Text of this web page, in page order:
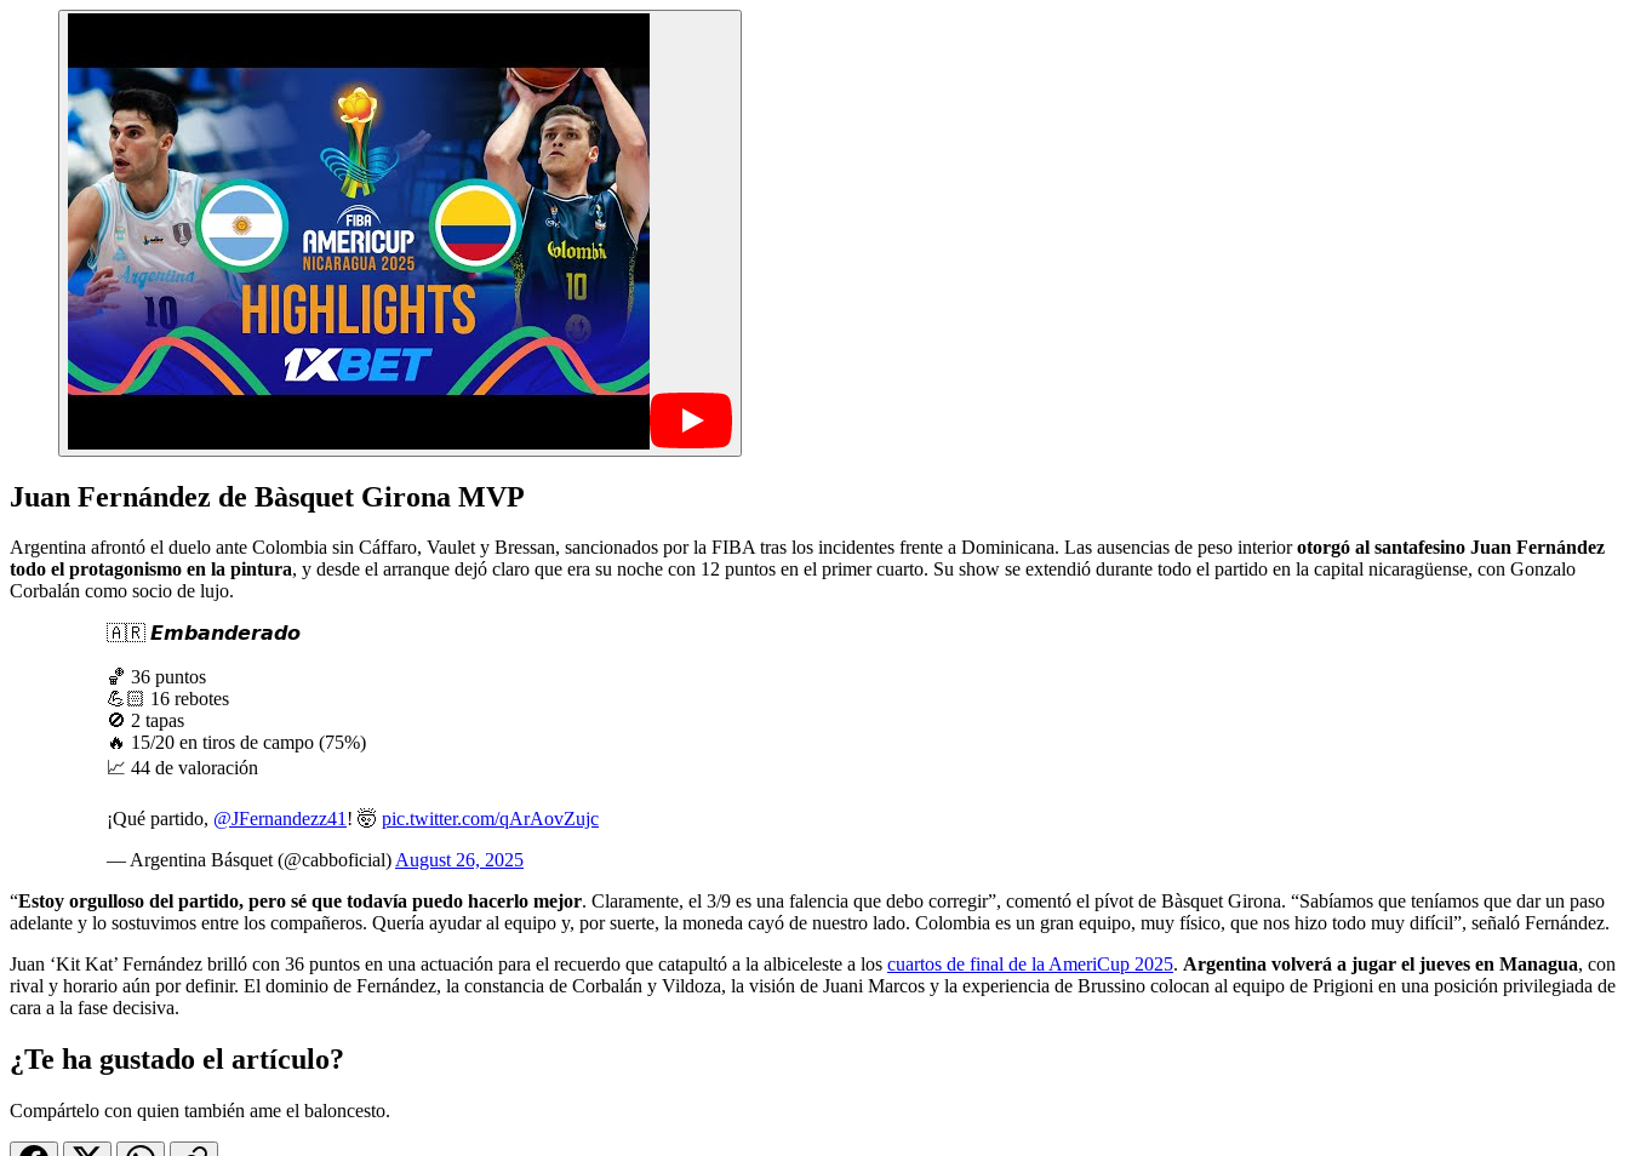
Juan Fernández de Bàsquet Girona MVP
Argentina afrontó el duelo ante Colombia sin Cáffaro, Vaulet y Bressan, sancionados por la FIBA tras los incidentes frente a Dominicana. Las ausencias de peso interiorotorgó al santafesino Juan Fernández
todo el protagonismo en la pintura, y desde el arranque dejó claro que era su noche con 12 puntos en el primer cuarto. Su show se extendió durante todo el partido en la capital nicaragüense, con Gonzalo
Corbalán como socio de lujo.
🇦🇷 𝙀𝙢𝙗𝙖𝙣𝙙𝙚𝙧𝙖𝙙𝙤
🏀 36 puntos
💪🏻 16 rebotes
🚫 2 tapas
🔥 15/20 en tiros de campo (75%)
📈 44 de valoración
¡Qué partido, @JFernandezz41! 🤯 pic.twitter.com/qArAovZujc
— Argentina Básquet (@cabboficial)August 26, 2025
“Estoy orgulloso del partido, pero sé que todavía puedo hacerlo mejor. Claramente, el 3/9 es una falencia que debo corregir”, comentó el pívot de Bàsquet Girona. “Sabíamos que teníamos que dar un paso
adelante y lo sostuvimos entre los compañeros. Quería ayudar al equipo y, por suerte, la moneda cayó de nuestro lado. Colombia es un gran equipo, muy físico, que nos hizo todo muy difícil”, señaló Fernández.
Juan ‘Kit Kat’ Fernández brilló con 36 puntos en una actuación para el recuerdo que catapultó a la albiceleste a los cuartos de final de la AmeriCup 2025. Argentina volverá a jugar el jueves en Managua, con
rival y horario aún por definir. El dominio de Fernández, la constancia de Corbalán y Vildoza, la visión de Juani Marcos y la experiencia de Brussino colocan al equipo de Prigioni en una posición privilegiada de
cara a la fase decisiva.
¿Te ha gustado el artículo?
Compártelo con quien también ame el baloncesto.